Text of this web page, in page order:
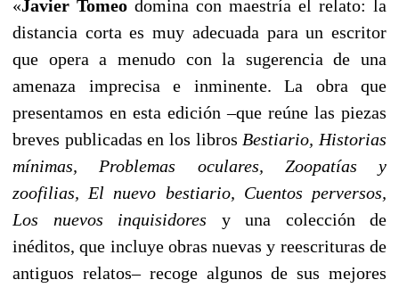
«Javier Tomeo domina con maestría el relato: la
distancia corta es muy adecuada para un escritor
que opera a menudo con la sugerencia de una
amenaza imprecisa e inminente. La obra que
presentamos en esta edición –que reúne las piezas
breves publicadas en los libros Bestiario, Historias
mínimas, Problemas oculares, Zoopatías y
zoofilias, El nuevo bestiario, Cuentos perversos,
Los nuevos inquisidores y una colección de
inéditos, que incluye obras nuevas y reescrituras de
antiguos relatos– recoge algunos de sus mejores